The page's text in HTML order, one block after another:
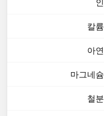
인
칼륨
아연
마그네슘
철분